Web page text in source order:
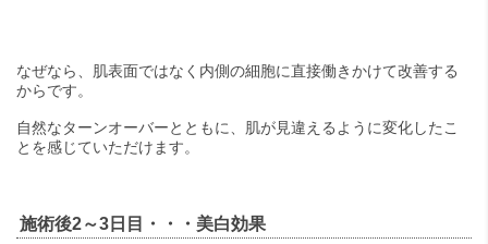
なぜなら、肌表面ではなく内側の細胞に直接働きかけて改善する
からです。
自然なターンオーバーとともに、肌が見違えるように変化したこ
とを感じていただけます。
施術後2～3日目・・・美白効果